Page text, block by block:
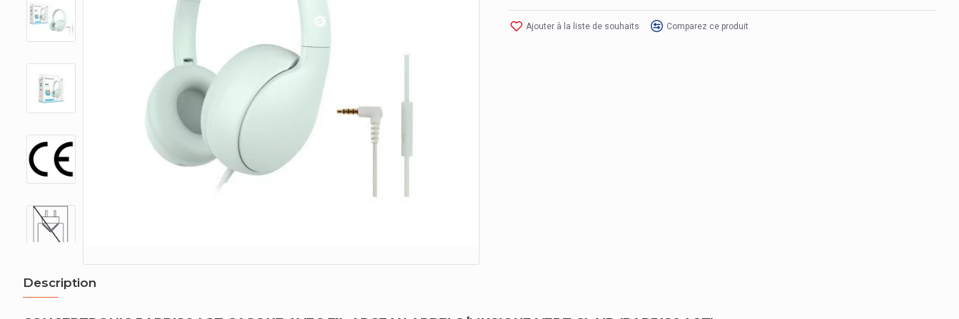
Ajouter à la liste de souhaits Comparez ce produit
Description